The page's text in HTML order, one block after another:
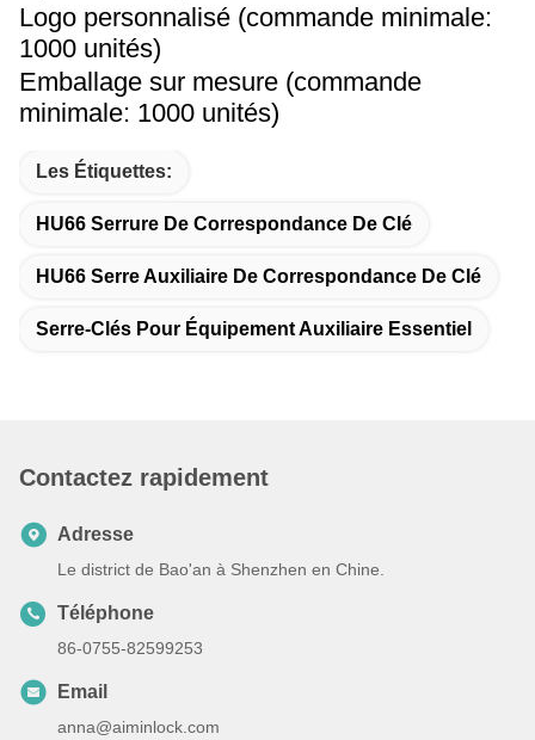
Logo personnalisé (commande minimale:
1000 unités)
Emballage sur mesure (commande
minimale: 1000 unités)
Les Étiquettes:
HU66 Serrure De Correspondance De Clé
HU66 Serre Auxiliaire De Correspondance De Clé
Serre-Clés Pour Équipement Auxiliaire Essentiel
Contactez rapidement
Adresse
Le district de Bao'an à Shenzhen en Chine.
Téléphone
86-0755-82599253
Email
anna@aiminlock.com